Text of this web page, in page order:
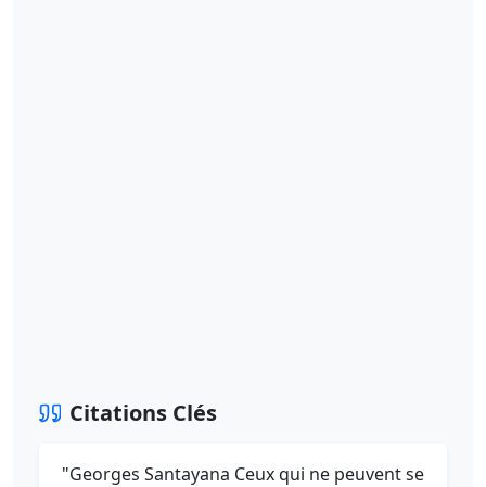
Citations Clés
"Georges Santayana Ceux qui ne peuvent se